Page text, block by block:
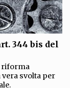
CONTATTI
344 bis del
riforma
vera svolta per